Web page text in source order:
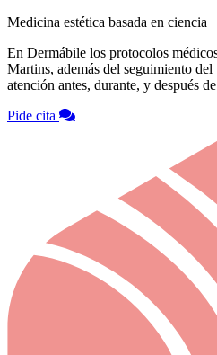
Medicina estética basada en ciencia
En Dermábile los protocolos
Martins, además del seguimiento
atención antes, durante, y después
Pide cita